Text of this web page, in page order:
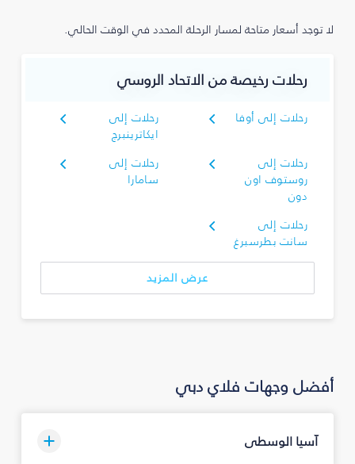
لا توجد أسعار متاحة لمسار الرحلة المحدد في الوقت الحالي.
رحلات رخيصة من الاتحاد الروسي
رحلات إلى أوفا
رحلات إلى
ايكاترينبرج
رحلات إلى
روستوف اون
دون
رحلات إلى
سامارا
رحلات إلى
سانت بطرسبرغ
عرض المزيد
أفضل وجهات فلاي دبي
آسيا الوسطى